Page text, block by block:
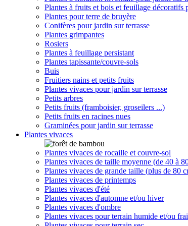
Plantes à fruits et bois et feuillage décoratifs
Plantes pour terre de bruyère
Conifères pour jardin sur terrasse
Plantes grimpantes
Rosiers
Plantes à feuillage persistant
Plantes tapissante/couvre-sols
Buis
Fruitiers nains et petits fruits
Plantes vivaces pour jardin sur terrasse
Petits arbres
Petits fruits (framboisier, groseilers ...)
Petits fruits en racines nues
Graminées pour jardin sur terrasse
Plantes vivaces
Plantes vivaces de rocaille et couvre-sol
Plantes vivaces de taille moyenne (de 40 à
Plantes vivaces de grande taille (plus de 80
Plantes vivaces de printemps
Plantes vivaces d'été
Plantes vivaces d'automne et/ou hiver
Plantes vivaces d'ombre
Plantes vivaces pour terrain humide et/ou